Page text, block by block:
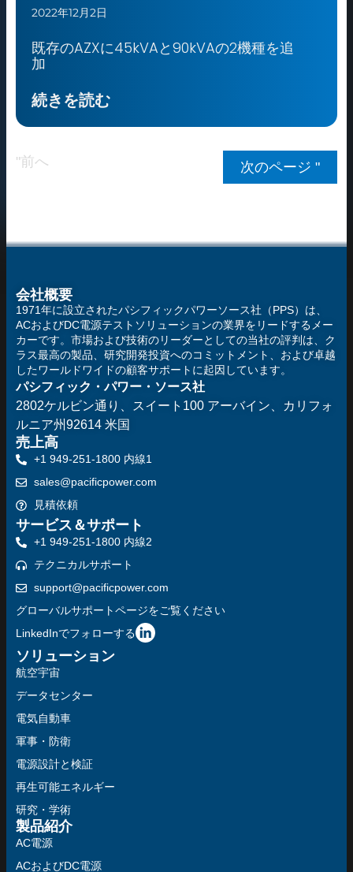
2022年12月2日
既存のAZXに45kVAと90kVAの2機種を追
加
続きを読む
"前へ 次のページ "
会社概要
1971年に設立されたパシフィックパワーソース社（PPS）は、
ACおよびDC電源テストソリューションの業界をリードするメー
カーです。市場および技術のリーダーとしての当社の評判は、ク
ラス最高の製品、研究開発投資へのコミットメント、および卓越
したワールドワイドの顧客サポートに起因しています。
パシフィック・パワー・ソース社
2802ケルビン通り、スイート100 アーバイン、カリフォ
ルニア州92614 米国
ソリューション
航空宇宙
データセンター
電気自動車
軍事・防衛
電源設計と検証
再生可能エネルギー
研究・学術
製品紹介
AC電源
ACおよびDC電源
売上高
+1 949-251-1800 内線1
sales@pacificpower.com
見積依頼
サービス＆サポート
+1 949-251-1800 内線2
テクニカルサポート
support@pacificpower.com
グローバルサポートページをご覧ください
LinkedInでフォローする